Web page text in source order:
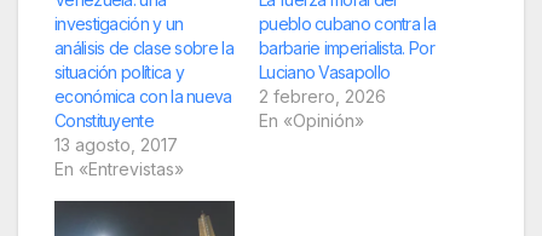
investigación y un
análisis de clase sobre la
situación política y
económica con la nueva
Constituyente
13 agosto, 2017
En «Entrevistas»
pueblo cubano contra la
barbarie imperialista. Por
Luciano Vasapollo
2 febrero, 2026
En «Opinión»